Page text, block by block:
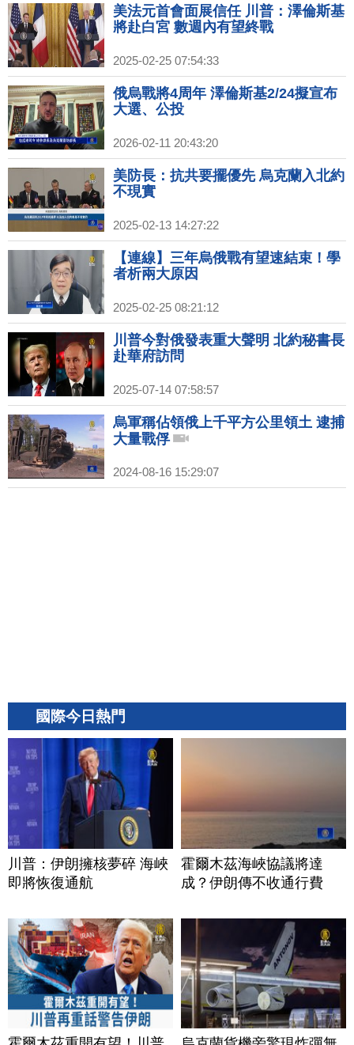
美法元首會面展信任 川普：澤倫斯基
將赴白宮 數週內有望終戰
2025-02-25 07:54:33
俄烏戰將4周年 澤倫斯基2/24擬宣布
大選、公投
2026-02-11 20:43:20
美防長：抗共要擺優先 烏克蘭入北約
不現實
2025-02-13 14:27:22
【連線】三年烏俄戰有望速結束！學
者析兩大原因
2025-02-25 08:21:12
川普今對俄發表重大聲明 北約秘書長
赴華府訪問
2025-07-14 07:58:57
烏軍稱佔領俄上千平方公里領土 逮捕
大量戰俘
2024-08-16 15:29:07
國際今日熱門
川普：伊朗擁核夢碎 海峽
即將恢復通航
霍爾木茲海峽協議將達
成？伊朗傳不收通行費